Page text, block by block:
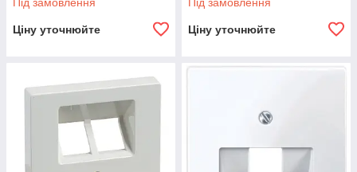
Ціну уточнюйте Ціну уточнюйте